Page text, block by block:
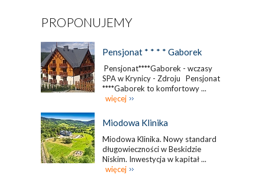
PROPONUJEMY
Pensjonat * * * * Gaborek
Pensjonat****Gaborek - wczasy
SPA w Krynicy - Zdroju Pensjonat
****Gaborek to komfortowy ...
więcej
Miodowa Klinika
Miodowa Klinika. Nowy standard
długowieczności w Beskidzie
Niskim. Inwestycja w kapitał ...
więcej